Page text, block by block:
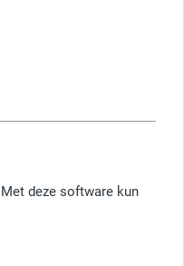
deze software kun